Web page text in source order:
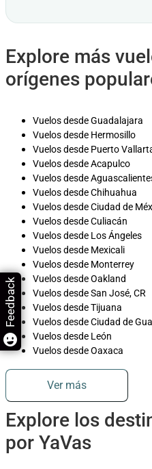
Explore más
orígenes
Vuelos desde Guadalajara
Vuelos desde Hermosillo
Vuelos desde Puerto
Vuelos desde Acapulco
Vuelos desde
Vuelos desde Chihuahua
Vuelos desde Ciudad de
Vuelos desde Culiacán
Vuelos desde Los Ángeles
Vuelos desde Mexicali
Vuelos desde Monterrey
Vuelos desde Oakland
Vuelos desde San José, CR
Vuelos desde Tijuana
Vuelos desde Ciudad de
Vuelos desde León
Vuelos desde Oaxaca
Ver más
Explore los
por YaVas
Feedback